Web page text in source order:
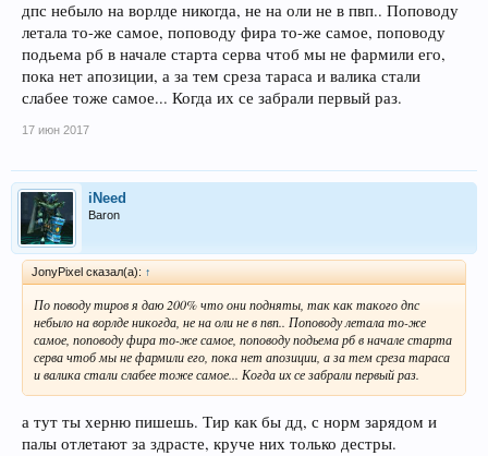
дпс небыло на ворлде никогда, не на оли не в пвп.. Поповоду
летала то-же самое, поповоду фира то-же самое, поповоду
подьема рб в начале старта серва чтоб мы не фармили его,
пока нет апозиции, а за тем среза тараса и валика стали
слабее тоже самое... Когда их се забрали первый раз.
17 июн 2017
iNeed
Baron
JonyPixel сказал(а): ↑
По поводу тиров я даю 200% что они подняты, так как такого дпс
небыло на ворлде никогда, не на оли не в пвп.. Поповоду летала то-же
самое, поповоду фира то-же самое, поповоду подьема рб в начале старта
серва чтоб мы не фармили его, пока нет апозиции, а за тем среза тараса
и валика стали слабее тоже самое... Когда их се забрали первый раз.
а тут ты херню пишешь. Тир как бы дд, с норм зарядом и
палы отлетают за здрасте, круче них только дестры.